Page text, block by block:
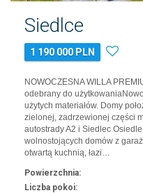
Siedlce
1 190 000 PLN
NOWOCZESNA WILLA
odebrany do
użytych materiałów. Domy
zielonej, zadrzewionej części
autostrady A2 i Siedlec
wolnostojących domów z
otwartą kuchnią, łazi…
Powierzchnia:
Liczba pokoi: